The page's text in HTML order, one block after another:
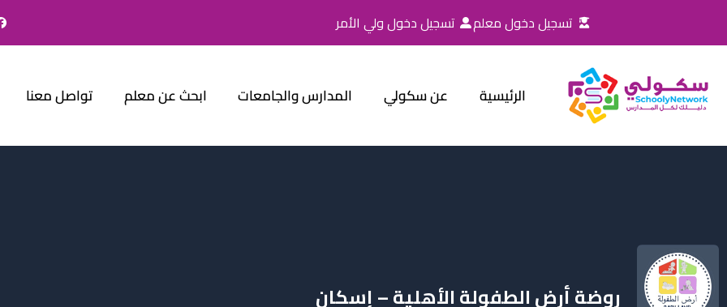
المحتوى
تسجيل دخول معلم تسجيل دخول ولي الأمر
الرئيسية عن سكولي المدارس والجامعات ابحث عن معلم تواصل معنا
روضة أرض الطفولة الأهلية – إسكان